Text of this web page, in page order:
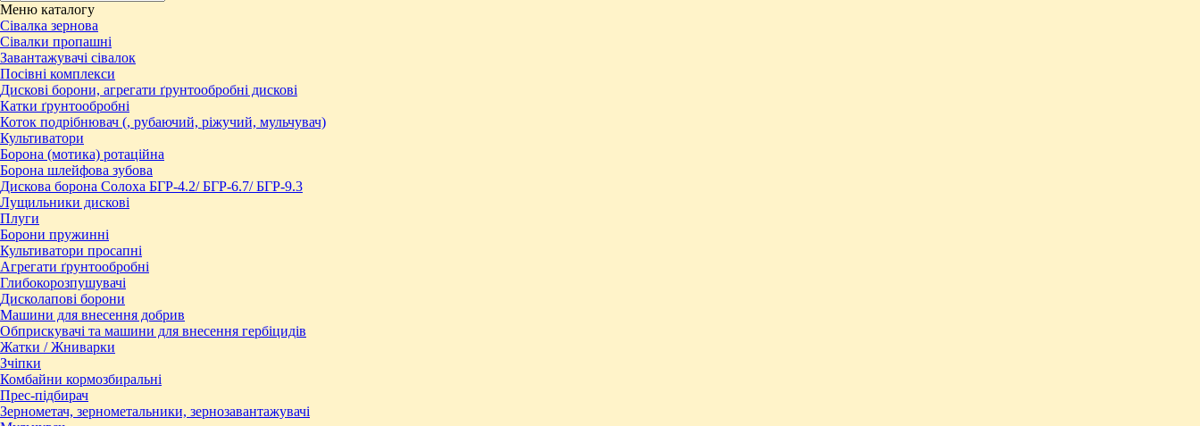
Меню каталогу
Сівалка зернова
Сівалки пропашні
Завантажувачі сівалок
Посівні комплекси
Дискові борони, агрегати ґрунтообробні дискові
Катки ґрунтообробні
Коток подрібнювач (, рубаючий, ріжучий, мульчувач)
Культиватори
Борона (мотика) ротаційна
Борона шлейфова зубова
Дискова борона Солоха БГР-4.2/ БГР-6.7/ БГР-9.3
Лущильники дискові
Плуги
Борони пружинні
Культиватори просапні
Агрегати ґрунтообробні
Глибокорозпушувачі
Дисколапові борони
Машини для внесення добрив
Обприскувачі та машини для внесення гербіцидів
Жатки / Жниварки
Зчіпки
Комбайни кормозбиральні
Прес-підбирач
Зернометач, зернометальники, зернозавантажувачі